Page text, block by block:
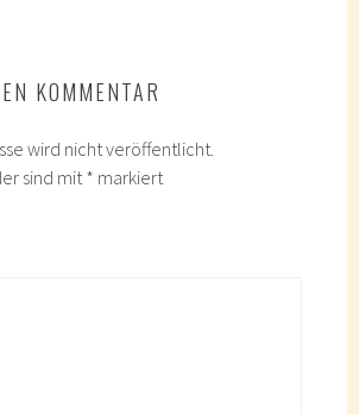
KOMMENTAR
wird nicht veröffentlicht.
sind mit* markiert